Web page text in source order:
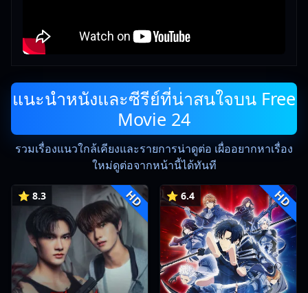
แนะนำหนังและซีรีย์ที่น่าสนใจบน Free
Movie 24
รวมเรื่องแนวใกล้เคียงและรายการน่าดูต่อ เผื่ออยากหาเรื่อง
ใหม่ดูต่อจากหน้านี้ได้ทันที
⭐ 8.3 HD ⭐ 6.4 HD